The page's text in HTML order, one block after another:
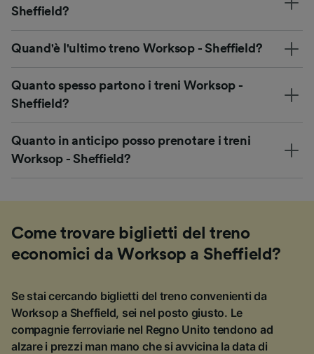
Sheffield?
Quand'è l'ultimo treno Worksop - Sheffield?
Quanto spesso partono i treni Worksop -
Sheffield?
Quanto in anticipo posso prenotare i treni
Worksop - Sheffield?
Come trovare biglietti del treno
economici da Worksop a Sheffield?
Se stai cercando biglietti del treno convenienti da
Worksop a Sheffield, sei nel posto giusto. Le
compagnie ferroviarie nel Regno Unito tendono ad
alzare i prezzi man mano che si avvicina la data di